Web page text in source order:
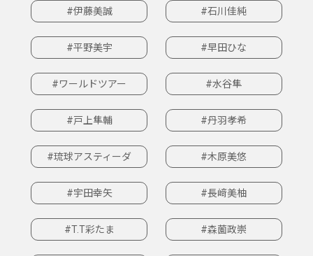
#伊藤美誠 #石川佳純
#平野美宇 #早田ひな
#ワールドツアー #水谷隼
#戸上隼輔 #丹羽孝希
#琉球アスティーダ #木原美悠
#宇田幸矢 #長﨑美柚
#T.T彩たま #森薗政崇